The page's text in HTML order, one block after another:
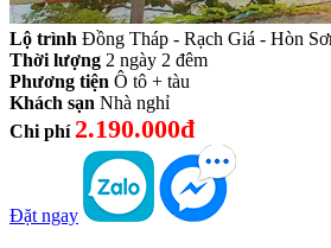
Lộ trình Đồng Tháp - Rạch Giá - Hòn
Thời lượng 2 ngày 2 đêm
Phương tiện Ô tô + tàu
Khách sạn Nhà nghỉ
Chi phí 2.190.000đ
Đặt ngay